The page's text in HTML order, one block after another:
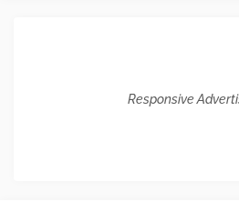
Responsive